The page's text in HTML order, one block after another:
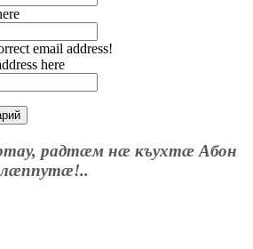
email address!
here
радтæм нæ къухтæ Абон